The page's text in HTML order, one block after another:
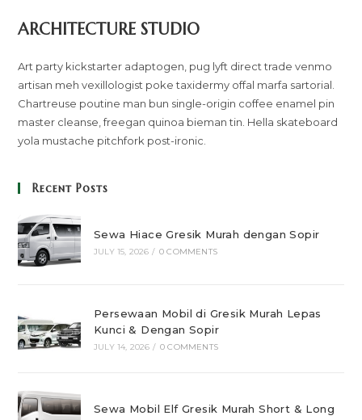
ARCHITECTURE STUDIO
Art party kickstarter adaptogen, pug lyft direct trade venmo
artisan meh vexillologist poke taxidermy offal marfa sartorial.
Chartreuse poutine man bun single-origin coffee enamel pin
master cleanse, freegan quinoa bieman tin. Hella skateboard
yola mustache pitchfork post-ironic.
Recent Posts
Sewa Hiace Gresik Murah dengan Sopir
JULY 15, 2026 / 0 COMMENTS
Persewaan Mobil di Gresik Murah Lepas
Kunci & Dengan Sopir
JULY 14, 2026 / 0 COMMENTS
Sewa Mobil Elf Gresik Murah Short & Long